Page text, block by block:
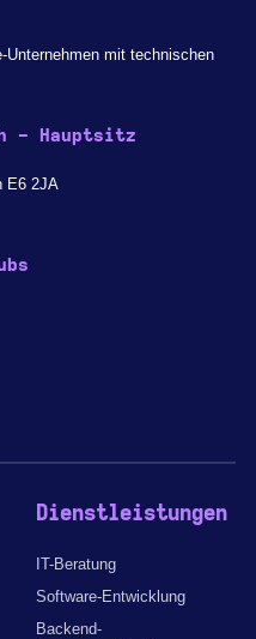
mit technischen
- Hauptsitz
E6 2JA
Dienstleistungen
IT-Beratung
Software-Entwicklung
Backend-